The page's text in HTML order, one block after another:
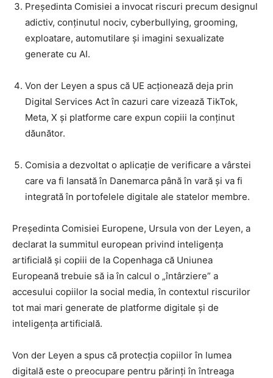
Președinta Comisiei a invocat riscuri precum designul
adictiv, conținutul nociv, cyberbullying, grooming,
exploatare, automutilare și imagini sexualizate
generate cu AI.
Von der Leyen a spus că UE acționează deja prin
Digital Services Act în cazuri care vizează TikTok,
Meta, X și platforme care expun copiii la conținut
dăunător.
Comisia a dezvoltat o aplicație de verificare a vârstei
care va fi lansată în Danemarca până în vară și va fi
integrată în portofelele digitale ale statelor membre.
Președinta Comisiei Europene, Ursula von der Leyen, a
declarat la summitul european privind inteligența
artificială și copiii de la Copenhaga că Uniunea
Europeană trebuie să ia în calcul o „întârziere” a
accesului copiilor la social media, în contextul riscurilor
tot mai mari generate de platforme digitale și de
inteligența artificială.
Von der Leyen a spus că protecția copiilor în lumea
digitală este o preocupare pentru părinți în întreaga